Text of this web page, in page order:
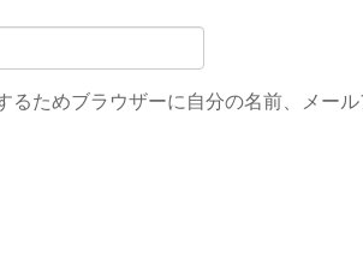
るためブラウザーに自分の名前、メー